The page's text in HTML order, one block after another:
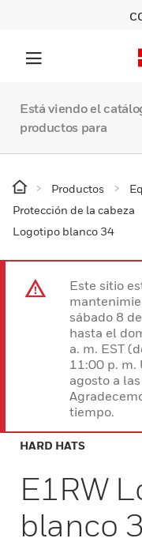
Está viendo el
productos para
Productos
Protección de la cabeza
Logotipo blanco 34
Este sitio
sábado 8
hasta el
a. m. EST
11:00 p. m.
agosto a
tiempo.
HARD HATS
E1RW
blanco